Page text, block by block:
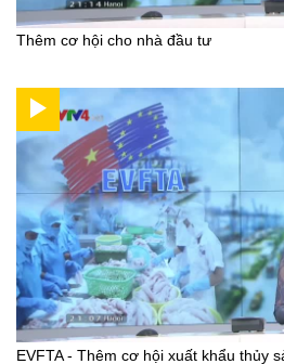
Thêm cơ hội cho nhà đầu tư
EVFTA - Thêm cơ hội xuất khẩu thủy